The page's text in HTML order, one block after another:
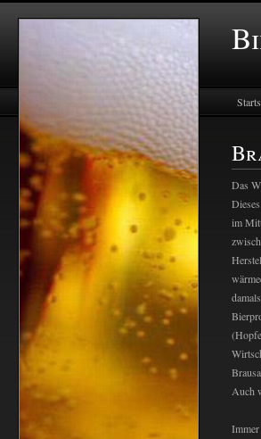
Das
im
Auch
Immer